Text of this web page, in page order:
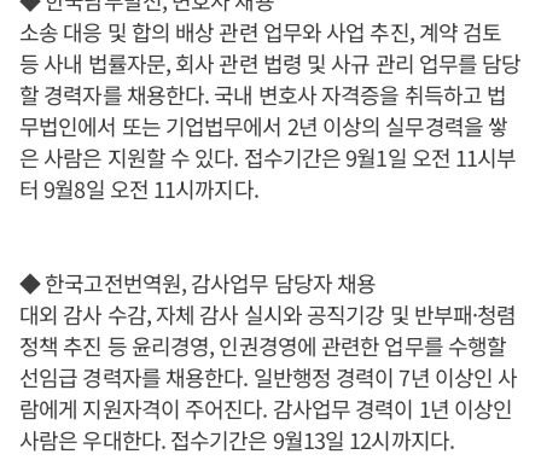
소송 대응 및 합의 배상 관련 업무와 사업 추진, 계약 검토
등 사내 법률자문, 회사 관련 법령 및 사규 관리 업무를 담당
할 경력자를 채용한다. 국내 변호사 자격증을 취득하고 법
무법인에서 또는 기업법무에서 2년 이상의 실무경력을 쌓
은 사람은 지원할 수 있다. 접수기간은 9월1일 오전 11시부
터 9월8일 오전 11시까지다.
◆ 한국고전번역원, 감사업무 담당자 채용
대외 감사 수감, 자체 감사 실시와 공직기강 및 반부패·청렴
정책 추진 등 윤리경영, 인권경영에 관련한 업무를 수행할
선임급 경력자를 채용한다. 일반행정 경력이 7년 이상인 사
람에게 지원자격이 주어진다. 감사업무 경력이 1년 이상인
사람은 우대한다. 접수기간은 9월13일 12시까지다.